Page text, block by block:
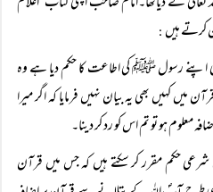
کرتے ہیں :
اپنے رسول ﷺ کی اطاعت کا حکم دیا ہے وہ
کہیں بھی یہ بیان نہیں فرمایا کہ اگر میرا
معلوم ہو تو تم اس کو رد کر دینا۔
حکم مقرر کر سکتے ہیں کہ جس میں قرآن